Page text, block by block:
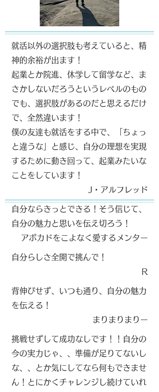
就活以外の選択肢も考えていると、精
神的余裕が出ます！
起業とか院進、休学して留学など、ま
さかしないだろうというレベルのもの
でも、選択肢があるのだと思えるだけ
で、全然違います！
僕の友達も就活をする中で、「ちょっ
と違うな」と感じ、自分の理想を実現
するために動き回って、起業みたいな
ことをしています！
​J・アルフレッド
自分ならきっとできる！そう信じて、
自分の魅力と思いを伝え切ろう！
​アボカドをこよなく愛するメンター
​自分らしさ全開で挑んで！
R
​背伸びせず、いつも通り、自分の魅力
を伝える！
​まりまりまりー​
挑戦せずして成功なしです！！自分の
今の実力じゃ、、準備が足りてないし
な、、とか気にしてなら何もできませ
ん！とにかくチャレンジし続けていれ